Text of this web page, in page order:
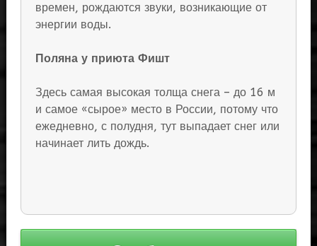
времен, рождаются звуки, возникающие от
энергии воды.
Поляна у приюта Фишт
Здесь самая высокая толща снега – до 16 м
и самое «сырое» место в России, потому что
ежедневно, с полудня, тут выпадает снег или
начинает лить дождь.
Навигация